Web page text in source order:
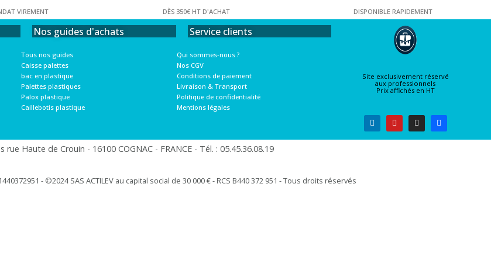
VIREMENT DÈS 350€ HT D'ACHAT DISPONIBLE RAPIDEMENT
Nos guides d'achats
Tous nos guides
Caisse palettes
bac en plastique
Palettes plastiques
Palox plastique
Caillebotis plastique
Service clients
Qui sommes-nous ?
Nos CGV
Conditions de paiement
Livraison & Transport
Politique de confidentialité
Mentions légales
Site exclusivement réservé
aux professionnels
Prix affichés en HT
rue Haute de Crouin - 16100 COGNAC - FRANCE - Tél. : 05.45.36.08.19​
- ©2024 SAS ACTILEV au capital social de 30 000 € - RCS B440 372 951 - Tous droits réservés​​